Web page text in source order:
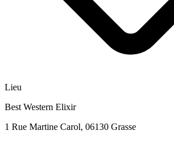
Lieu
Best Western Elixir
1 Rue Martine Carol, 06130 Grasse